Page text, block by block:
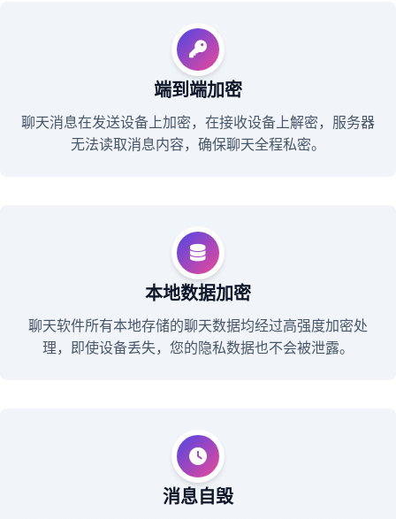
端到端加密
聊天消息在发送设备上加密，在接收设备上解密，服务器
无法读取消息内容，确保聊天全程私密。
本地数据加密
聊天软件所有本地存储的聊天数据均经过高强度加密处
理，即使设备丢失，您的隐私数据也不会被泄露。
消息自毁